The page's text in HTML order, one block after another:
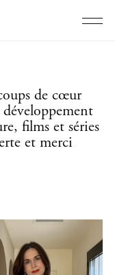
de cœur
films et séries
et merci